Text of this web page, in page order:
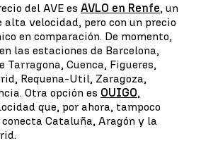
del AVE es AVLO en Renfe, un
velocidad, pero con un precio
en comparación. De momento,
las estaciones de Barcelona,
Tarragona, Cuenca, Figueres,
Requena-Util, Zaragoza,
Otra opción es OUIGO,
que, por ahora, tampoco
Cataluña, Aragón y la